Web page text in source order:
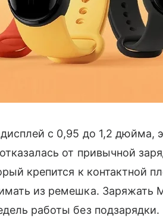
с 0,95 до 1,2 дюйма,
от привычной
крепится к контактной
из ремешка. Заряжать
работы без подзарядки.